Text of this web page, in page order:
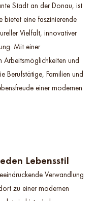
Stadt an der Donau, ist
bietet eine faszinierende
Vielfalt, innovativer
Mit einer
Arbeitsmöglichkeiten und
Berufstätige, Familien und
einer modernen
Lebensstil
Verwandlung
zu einer modernen